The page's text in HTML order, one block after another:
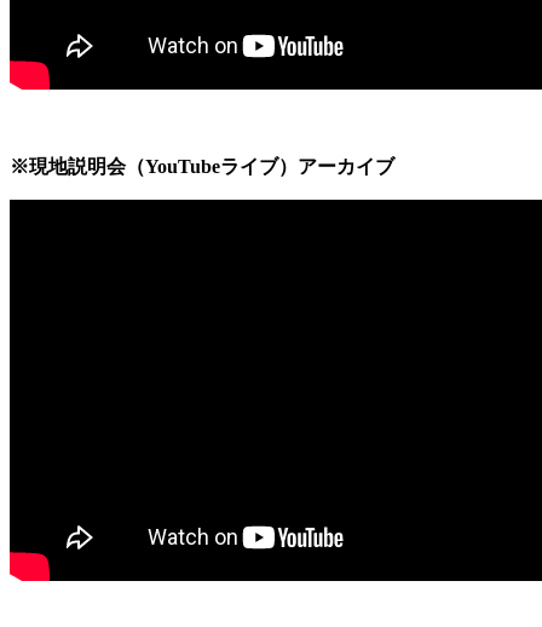
※現地説明会（YouTubeライブ）アーカイブ